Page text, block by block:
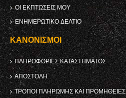
ΟΙ ΕΚΠΤΏΣΕΙΣ ΜΟΥ
ΕΝΗΜΕΡΩΤΙΚΌ ΔΕΛΤΊΟ
ΚΑΝΟΝΙΣΜΟΊ
ΠΛΗΡΟΦΟΡΊΕΣ ΚΑΤΑΣΤΉΜΑΤΟΣ
ΑΠΟΣΤΟΛΉ
ΤΡΌΠΟΙ ΠΛΗΡΩΜΉΣ ΚΑΙ ΠΡΟΜΉΘΕΙΕΣ